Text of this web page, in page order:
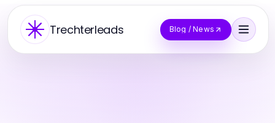
Trechterleads Blog / News